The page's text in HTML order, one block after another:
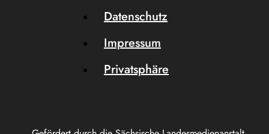
Datenschutz
Impressum
Privatsphäre